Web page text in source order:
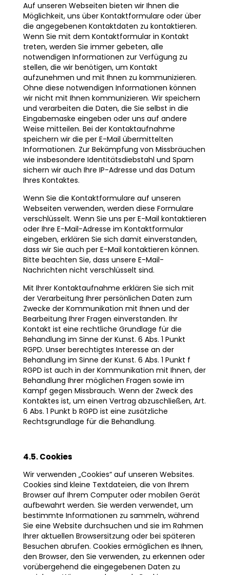
Auf unseren Webseiten bieten wir Ihnen die
Möglichkeit, uns über Kontaktformulare oder über
die angegebenen Kontaktdaten zu kontaktieren.
Wenn Sie mit dem Kontaktformular in Kontakt
treten, werden Sie immer gebeten, alle
notwendigen Informationen zur Verfügung zu
stellen, die wir benötigen, um Kontakt
aufzunehmen und mit Ihnen zu kommunizieren.
Ohne diese notwendigen Informationen können
wir nicht mit Ihnen kommunizieren. Wir speichern
und verarbeiten die Daten, die Sie selbst in die
Eingabemaske eingeben oder uns auf andere
Weise mitteilen. Bei der Kontaktaufnahme
speichern wir die per E-Mail übermittelten
Informationen. Zur Bekämpfung von Missbräuchen
wie insbesondere Identitätsdiebstahl und Spam
sichern wir auch Ihre IP-Adresse und das Datum
Ihres Kontaktes.
Wenn Sie die Kontaktformulare auf unseren
Webseiten verwenden, werden diese Formulare
verschlüsselt. Wenn Sie uns per E-Mail kontaktieren
oder Ihre E-Mail-Adresse im Kontaktformular
eingeben, erklären Sie sich damit einverstanden,
dass wir Sie auch per E-Mail kontaktieren können.
Bitte beachten Sie, dass unsere E-Mail-
Nachrichten nicht verschlüsselt sind.
Mit Ihrer Kontaktaufnahme erklären Sie sich mit
der Verarbeitung Ihrer persönlichen Daten zum
Zwecke der Kommunikation mit Ihnen und der
Bearbeitung Ihrer Fragen einverstanden. Ihr
Kontakt ist eine rechtliche Grundlage für die
Behandlung im Sinne der Kunst. 6 Abs. 1 Punkt
RGPD. Unser berechtigtes Interesse an der
Behandlung im Sinne der Kunst. 6 Abs. 1 Punkt f
RGPD ist auch in der Kommunikation mit Ihnen, der
Behandlung Ihrer möglichen Fragen sowie im
Kampf gegen Missbrauch. Wenn der Zweck des
Kontaktes ist, um einen Vertrag abzuschließen, Art.
6 Abs. 1 Punkt b RGPD ist eine zusätzliche
Rechtsgrundlage für die Behandlung.
4.5. Cookies
Wir verwenden „Cookies“ auf unseren Websites.
Cookies sind kleine Textdateien, die von Ihrem
Browser auf Ihrem Computer oder mobilen Gerät
aufbewahrt werden. Sie werden verwendet, um
bestimmte Informationen zu sammeln, während
Sie eine Website durchsuchen und sie im Rahmen
Ihrer aktuellen Browsersitzung oder bei späteren
Besuchen abrufen. Cookies ermöglichen es Ihnen,
den Browser, den Sie verwenden, zu erkennen oder
vorübergehend die eingegebenen Daten zu